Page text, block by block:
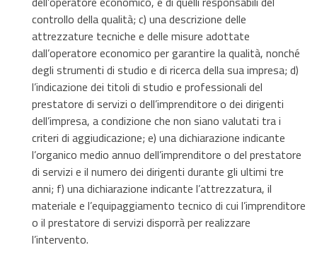
controllo della qualità; c) una descrizione delle
attrezzature tecniche e delle misure adottate
dall’operatore economico per garantire la qualità, nonché
degli strumenti di studio e di ricerca della sua impresa; d)
l’indicazione dei titoli di studio e professionali del
prestatore di servizi o dell’imprenditore o dei dirigenti
dell’impresa, a condizione che non siano valutati tra i
criteri di aggiudicazione; e) una dichiarazione indicante
l’organico medio annuo dell’imprenditore o del prestatore
di servizi e il numero dei dirigenti durante gli ultimi tre
anni; f) una dichiarazione indicante l’attrezzatura, il
materiale e l’equipaggiamento tecnico di cui l’imprenditore
o il prestatore di servizi disporrà per realizzare
l’intervento.